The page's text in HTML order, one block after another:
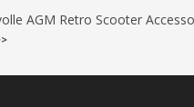
AGM Retro Scooter